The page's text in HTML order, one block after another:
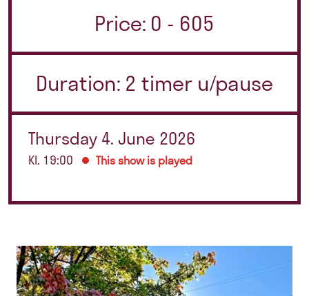
Price: 0 - 605
Duration: 2 timer u/pause
Thursday 4. June 2026
Kl. 19:00 This show is played